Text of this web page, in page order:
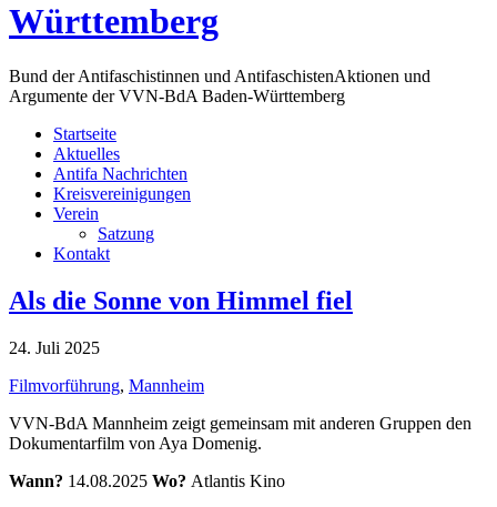
Württemberg
Bund der Antifaschistinnen und AntifaschistenAktionen und
Argumente der VVN-BdA Baden-Württemberg
Startseite
Aktuelles
Antifa Nachrichten
Kreisvereinigungen
Verein
Satzung
Kontakt
Als die Sonne von Himmel fiel
24. Juli 2025
Filmvorführung, Mannheim
VVN-BdA Mannheim zeigt gemeinsam mit anderen Gruppen den
Dokumentarfilm von Aya Domenig.
Wann? 14.08.2025 Wo? Atlantis Kino